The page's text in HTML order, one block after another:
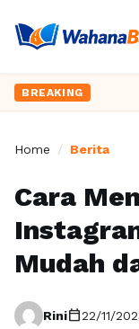
BREAKING
Home / Berita
Cara
Mudah
Rinicalendar_today22/11/